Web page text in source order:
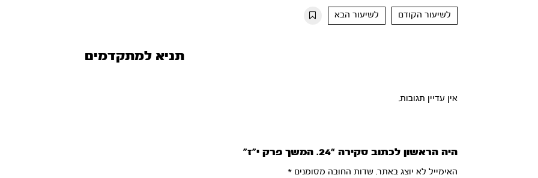
10s
10s
לשיעור הקודם
לשיעור הבא
תניא למתקדמים
אין עדיין תגובות.
היה הראשון לכתוב סקירה “24. המשך פרק י”ז”
האימייל לא יוצג באתר. שדות החובה מסומנים*